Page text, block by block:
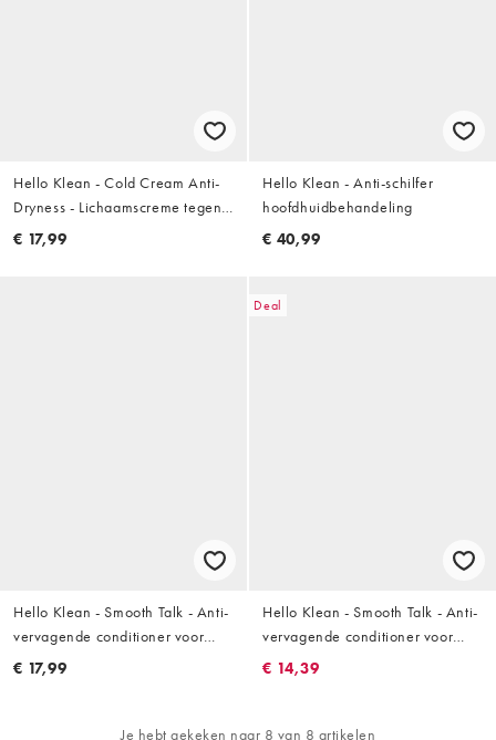
Hello Klean - Cold Cream Anti-
Dryness - Lichaamscreme tegen
droogheid 80ml
€ 17,99
Hello Klean - Anti-schilfer
hoofdhuidbehandeling
€ 40,99
Hello Klean - Smooth Talk - Anti-
vervagende conditioner voor
donker haar 100ml
€ 17,99
Deal
Hello Klean - Smooth Talk - Anti-
vervagende conditioner voor
licht haar 100ml
€ 14,39
Je hebt gekeken naar 8 van 8 artikelen